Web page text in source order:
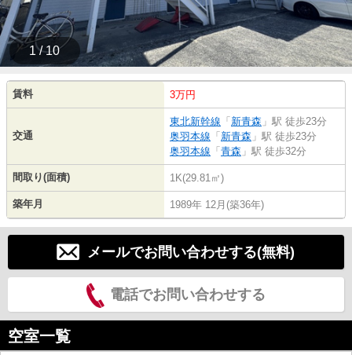
1 / 10
賃料 3万円
交通
東北新幹線 「 新青森 」駅 徒歩23分
奥羽本線 「 新青森 」駅 徒歩23分
奥羽本線 「 青森 」駅 徒歩32分
間取り(面積) 1K(29.81㎡)
築年月 1989年 12月(築36年)
メールでお問い合わせする(無料)
電話でお問い合わせする
空室一覧